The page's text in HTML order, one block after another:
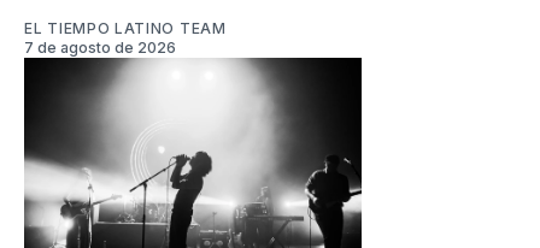
EL TIEMPO LATINO TEAM
7 de agosto de 2026